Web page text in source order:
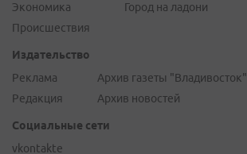
Экономика
Происшествия
Город на ладони
Издательство
Реклама
Редакция
Архив газеты "Владивосток"
Архив новостей
Социальные сети
vkontakte